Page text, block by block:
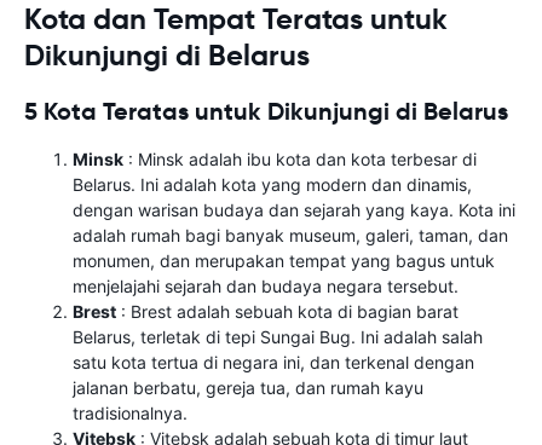
Kota dan Tempat Teratas untuk
Dikunjungi di Belarus
5 Kota Teratas untuk Dikunjungi di Belarus
Minsk : Minsk adalah ibu kota dan kota terbesar di
Belarus. Ini adalah kota yang modern dan dinamis,
dengan warisan budaya dan sejarah yang kaya. Kota ini
adalah rumah bagi banyak museum, galeri, taman, dan
monumen, dan merupakan tempat yang bagus untuk
menjelajahi sejarah dan budaya negara tersebut.
Brest : Brest adalah sebuah kota di bagian barat
Belarus, terletak di tepi Sungai Bug. Ini adalah salah
satu kota tertua di negara ini, dan terkenal dengan
jalanan berbatu, gereja tua, dan rumah kayu
tradisionalnya.
Vitebsk : Vitebsk adalah sebuah kota di timur laut